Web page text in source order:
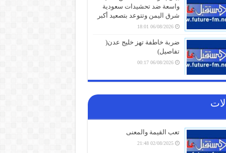
واسعة ضد تحشيدات سعودية
شرق اليمن وتتوعد بتصعيد أكبر
06/08/2026 18:01
ضربة خاطفة تهز خليج عدن(
تفاصيل)
06/08/2026 00:17
المهرة وتغذي السوق السوداء
شهادات الطلاب تتحول إلى ورقة
تعب القيمة والمعنى
02/08/2025 21:48